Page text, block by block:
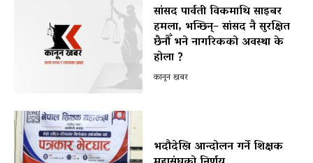
सांसद पार्वती विकमाथि साइबर
हमला, भन्छिन्– सांसद नै सुरक्षित
छैनौँ भने नागरिकको अवस्था के
होला ?
कानून खबर
भदौदेखि आन्दोलन गर्ने शिक्षक